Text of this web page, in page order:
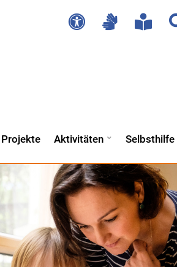
Projekte Aktivitäten Selbsthilfe